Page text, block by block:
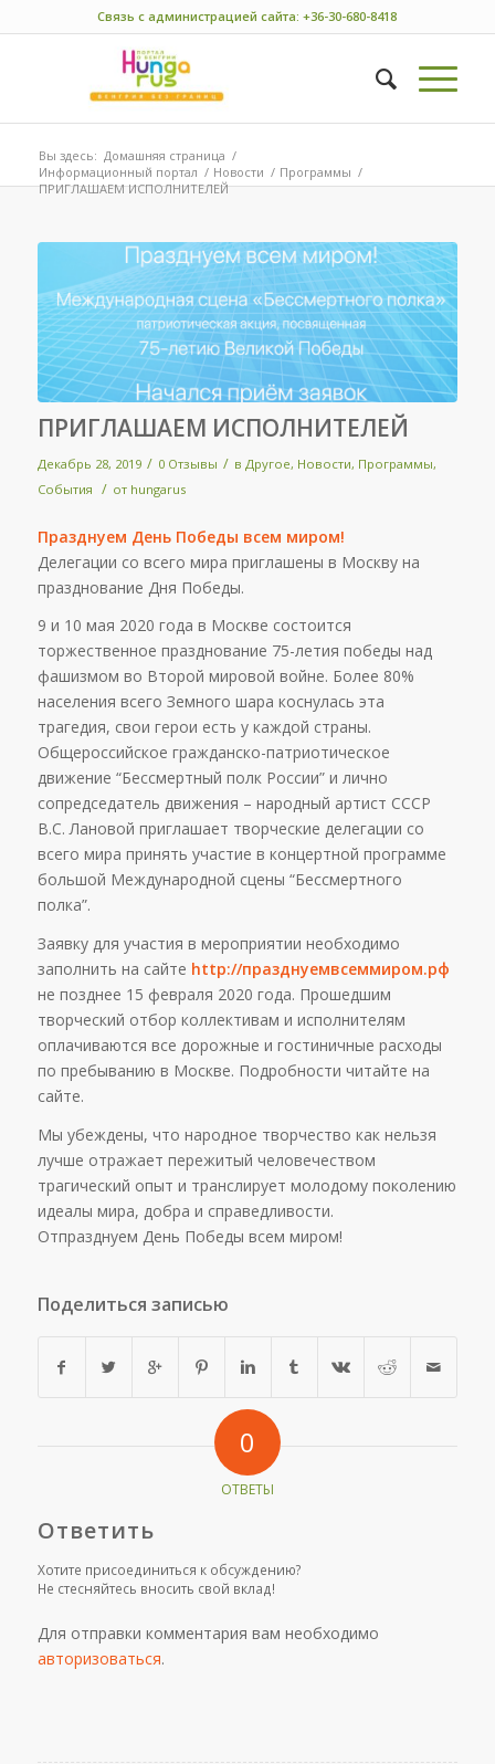
Связь с администрацией сайта: +36-30-680-8418
Вы здесь: Домашняя страница /
Информационный портал / Новости / Программы /
ПРИГЛАШАЕМ ИСПОЛНИТЕЛЕЙ
ПРИГЛАШАЕМ ИСПОЛНИТЕЛЕЙ
Декабрь 28, 2019 / 0 Отзывы / в Другое, Новости, Программы,
События / от hungarus
Празднуем День Победы всем миром!
Делегации со всего мира приглашены в Москву на
празднование Дня Победы.
9 и 10 мая 2020 года в Москве состоится
торжественное празднование 75-летия победы над
фашизмом во Второй мировой войне. Более 80%
населения всего Земного шара коснулась эта
трагедия, свои герои есть у каждой страны.
Общероссийское гражданско-патриотическое
движение “Бессмертный полк России” и лично
сопредседатель движения – народный артист СССР
В.С. Лановой приглашает творческие делегации со
всего мира принять участие в концертной программе
большой Международной сцены “Бессмертного
полка”.
Заявку для участия в мероприятии необходимо
заполнить на сайте http://празднуемвсеммиром.рф
не позднее 15 февраля 2020 года. Прошедшим
творческий отбор коллективам и исполнителям
оплачиваются все дорожные и гостиничные расходы
по пребыванию в Москве. Подробности читайте на
сайте.
Мы убеждены, что народное творчество как нельзя
лучше отражает пережитый человечеством
трагический опыт и транслирует молодому поколению
идеалы мира, добра и справедливости.
Отпразднуем День Победы всем миром!
Поделиться записью
0
ОТВЕТЫ
Ответить
Хотите присоединиться к обсуждению?
Не стесняйтесь вносить свой вклад!
Для отправки комментария вам необходимо
авторизоваться.